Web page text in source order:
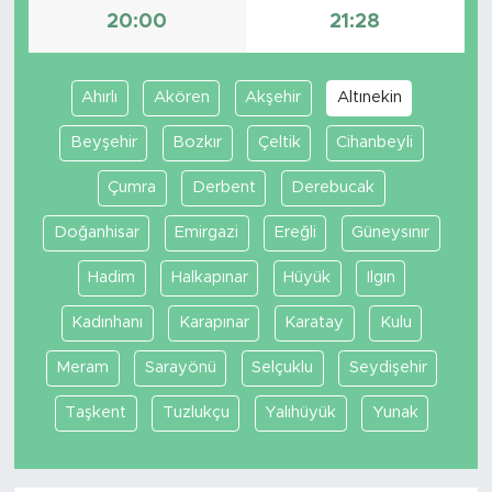
20:00 21:28
Ahırlı Akören Akşehir Altınekin
Beyşehir Bozkır Çeltik Cihanbeyli
Çumra Derbent Derebucak
Doğanhisar Emirgazi Ereğli Güneysınır
Hadim Halkapınar Hüyük Ilgın
Kadınhanı Karapınar Karatay Kulu
Meram Sarayönü Selçuklu Seydişehir
Taşkent Tuzlukçu Yalıhüyük Yunak